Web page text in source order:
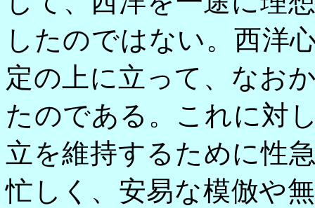
したのではない。西洋
定の上に立って、なお
たのである。これに対
立を維持するために性
忙しく、安易な模倣や